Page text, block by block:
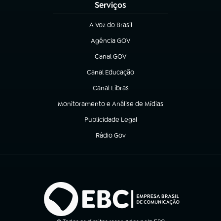
Serviços
A Voz do Brasil
(abre em nova aba)
Agência GOV
(abre em nova aba)
Canal GOV
(abre em nova aba)
Canal Educação
(abre em nova aba)
Canal Libras
(abre em nova aba)
Monitoramento e Análise de Mídias
(abre em nova aba)
Publicidade Legal
(abre em nova aba)
Rádio Gov
(abre em nova aba)